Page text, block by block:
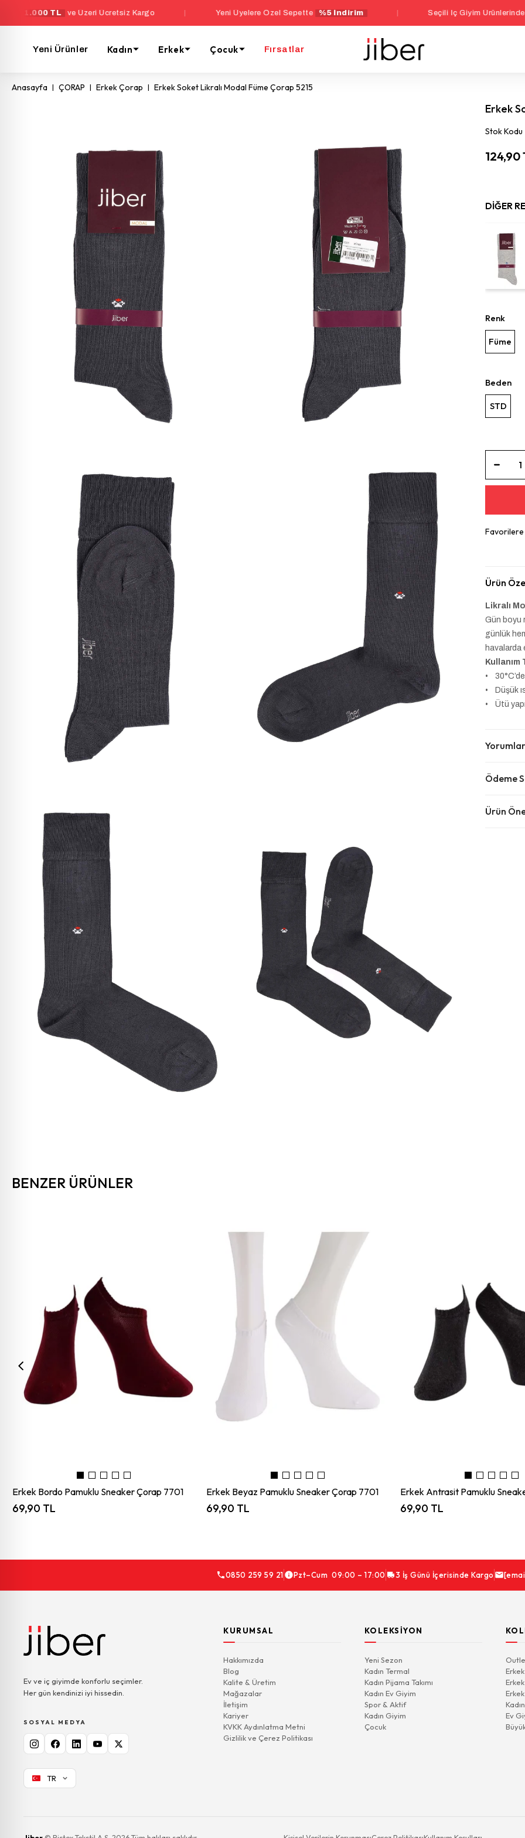
ve Üzeri Ücretsiz Kargo | Yeni Üyelere Özel Sepette %5 İndirim | Seçili İç Giyim Ürünlerinde 1000 TL
Yeni Ürünler Kadın Erkek Çocuk Fırsatlar
Anasayfa ÇORAP Erkek Çorap Erkek Soket Likralı Modal Füme Çorap 5215
Erkek
Stok Kodu
124,90
DIĞER
Renk
Füme
Beden
STD
Favorilere
Ürün
Likralı
Gün boyu
günlük
havalarda
Kullanım
• 30°C’de
• Düşük
• Ütü
Yorumlar
Ödeme
Ürün
BENZER ÜRÜNLER
Erkek Bordo Pamuklu Sneaker Çorap 7701
69,90 TL
Erkek Beyaz Pamuklu Sneaker Çorap 7701
69,90 TL
Erkek Antrasit Pamuklu
69,90 TL
0850 259 59 21 Pzt–Cum 09:00 – 17:00 3 İş Günü İçerisinde Kargo
Ev ve iç giyimde konforlu seçimler.
Her gün kendinizi iyi hissedin.
SOSYAL MEDYA
TR
KURUMSAL
Hakkımızda
Blog
Kalite & Üretim
Mağazalar
İletişim
Kariyer
KVKK Aydınlatma Metni
Gizlilik ve Çerez Politikası
KOLEKSIYON
Yeni Sezon
Kadın Termal
Kadın Pijama Takımı
Kadın Ev Giyim
Spor & Aktif
Kadın Giyim
Çocuk
Ev